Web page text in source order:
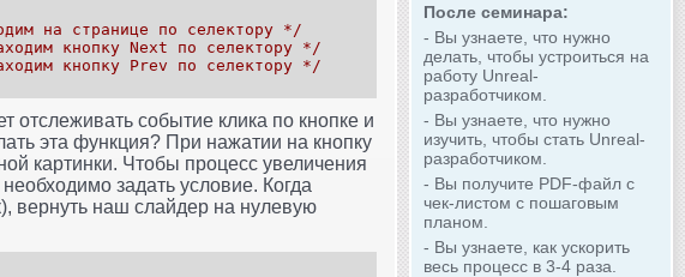
После семинара:
- Вы узнаете, что нужно
делать, чтобы устроиться на
работу Unreal-
разработчиком.
- Вы узнаете, что нужно
изучить, чтобы стать Unreal-
разработчиком.
- Вы получите PDF-файл с
чек-листом с пошаговым
планом.
- Вы узнаете, как ускорить
весь процесс в 3-4 раза.
на странице по селектору */
кнопку Next по селектору */
кнопку Prev по селектору */
отслеживать событие клика по кнопке и
эта функция? При нажатии на кнопку
картинки. Чтобы процесс увеличения
задать условие. Когда
вернуть наш слайдер на нулевую